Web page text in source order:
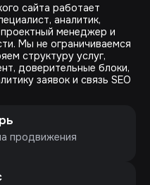
сайта работает
аналитик,
менеджер и
Мы не ограничиваемся
структуру услуг,
доверительные блоки,
заявок и связь SEO
продвижения